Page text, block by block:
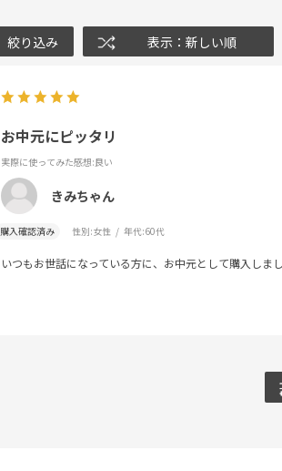
絞り込み 表示：新しい順
お中元にピッタリ
実際に使ってみた感想:良い
きみちゃん
購入確認済み 性別:女性 年代:60代
いつもお世話になっている方に、お中元として購入しま